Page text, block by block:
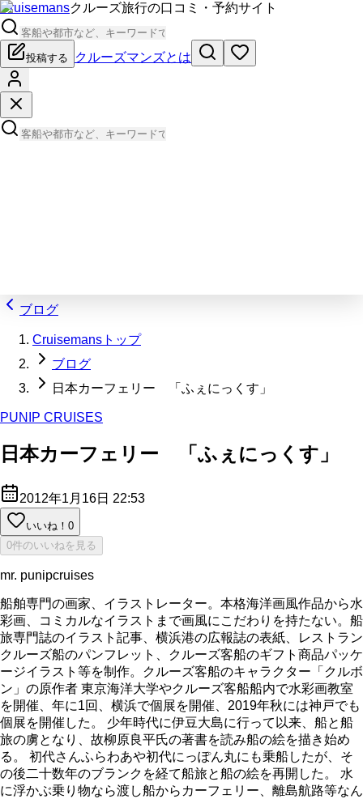
Cruisemansクルーズ旅行の口コミ・予約サイト
投稿する クルーズマンズとは
ブログ
Cruisemansトップ
ブログ
日本カーフェリー 「ふぇにっくす」
PUNIP CRUISES
日本カーフェリー 「ふぇにっくす」
2012年1月16日 22:53
いいね！ 0
0件のいいねを見る
mr. punipcruises
船舶専門の画家、イラストレーター。本格海洋画風作品から水
彩画、コミカルなイラストまで画風にこだわりを持たない。船
旅専門誌のイラスト記事、横浜港の広報誌の表紙、レストラン
クルーズ船のパンフレット、クルーズ客船のギフト商品パッケ
ージイラスト等を制作。クルーズ客船のキャラクター「クルボ
ン」の原作者 東京海洋大学やクルーズ客船船内で水彩画教室
を開催、年に1回、横浜で個展を開催、2019年秋には神戸でも
個展を開催した。 少年時代に伊豆大島に行って以来、船と船
旅の虜となり、故柳原良平氏の著書を読み船の絵を描き始め
る。 初代さんふらわあや初代にっぽん丸にも乗船したが、そ
の後二十数年のブランクを経て船旅と船の絵を再開した。 水
に浮かぶ乗り物なら渡し船からカーフェリー、離島航路等なん